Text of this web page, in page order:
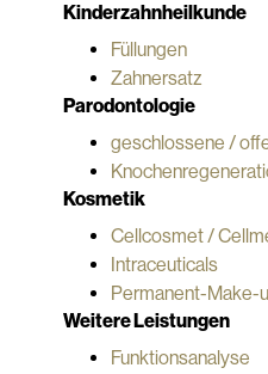
Kinderzahnheilkunde
Füllungen
Zahnersatz
Parodontologie
geschlossene /
Kosmetik
Cellcosmet /
Intraceuticals
Permanent-Make-
Weitere Leistungen
Funktionsanalyse